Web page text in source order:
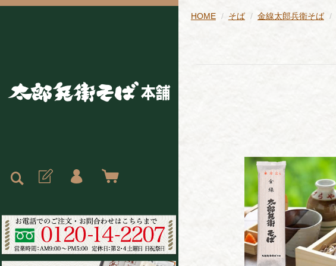
HOME そば 金線太郎兵衛そば